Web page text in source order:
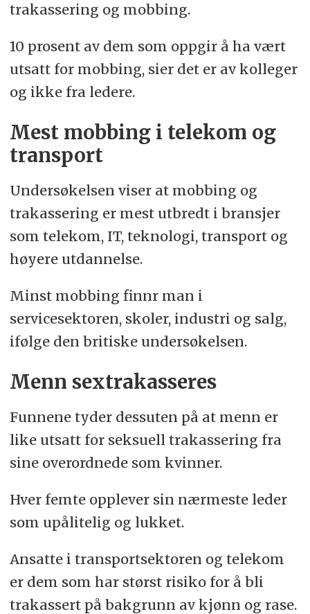
trakassering og mobbing.
10 prosent av dem som oppgir å ha vært
utsatt for mobbing, sier det er av kolleger
og ikke fra ledere.
Mest mobbing i telekom og
transport
Undersøkelsen viser at mobbing og
trakassering er mest utbredt i bransjer
som telekom, IT, teknologi, transport og
høyere utdannelse.
Minst mobbing finnr man i
servicesektoren, skoler, industri og salg,
ifølge den britiske undersøkelsen.
Menn sextrakasseres
Funnene tyder dessuten på at menn er
like utsatt for seksuell trakassering fra
sine overordnede som kvinner.
Hver femte opplever sin nærmeste leder
som upålitelig og lukket.
Ansatte i transportsektoren og telekom
er dem som har størst risiko for å bli
trakassert på bakgrunn av kjønn og rase.